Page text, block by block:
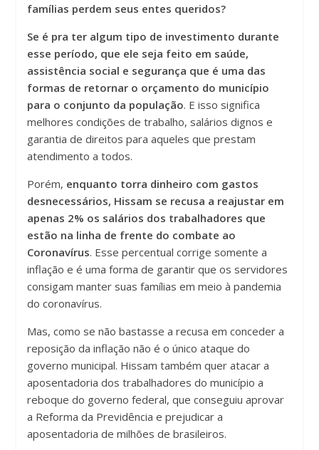
famílias perdem seus entes queridos?
Se é pra ter algum tipo de investimento durante
esse período, que ele seja feito em saúde,
assistência social e segurança que é uma das
formas de retornar o orçamento do município
para o conjunto da população. E isso significa
melhores condições de trabalho, salários dignos e
garantia de direitos para aqueles que prestam
atendimento a todos.
Porém, enquanto torra dinheiro com gastos
desnecessários, Hissam se recusa a reajustar em
apenas 2% os salários dos trabalhadores que
estão na linha de frente do combate ao
Coronavírus. Esse percentual corrige somente a
inflação e é uma forma de garantir que os servidores
consigam manter suas famílias em meio à pandemia
do coronavírus.
Mas, como se não bastasse a recusa em conceder a
reposição da inflação não é o único ataque do
governo municipal. Hissam também quer atacar a
aposentadoria dos trabalhadores do município a
reboque do governo federal, que conseguiu aprovar
a Reforma da Previdência e prejudicar a
aposentadoria de milhões de brasileiros.